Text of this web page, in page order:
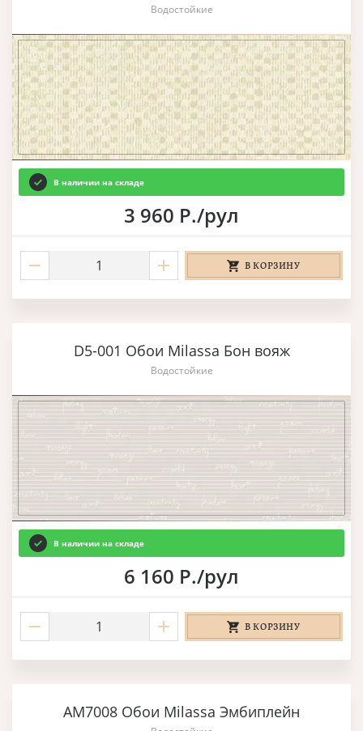
Водостойкие
В наличии на складе
3 960 Р./рул
В КОРЗИНУ
D5-001 Обои Milassa Бон вояж
Водостойкие
В наличии на складе
6 160 Р./рул
В КОРЗИНУ
AM7008 Обои Milassa Эмбиплейн